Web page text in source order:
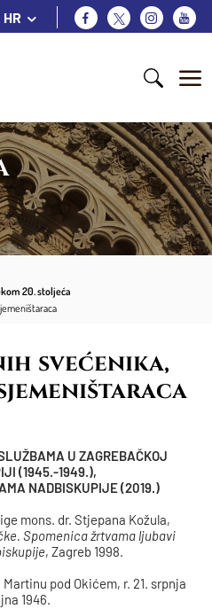
HR
20. stoljeća
svećenika,
U ZAGREBAČKOJ
(1945.-1949.),
NADBISKUPIJE (2019.)
mons. dr. Stjepana Kožula,
Spomenica žrtvama ljubavi
, Zagreb 1998.
Martinu pod Okićem, r. 21. srpnja
1946.